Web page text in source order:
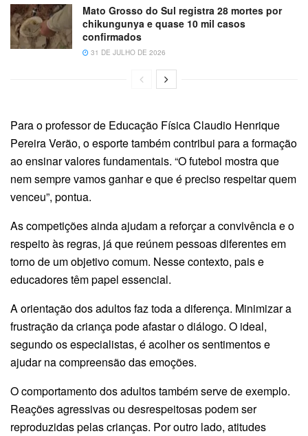
Mato Grosso do Sul registra 28 mortes por
chikungunya e quase 10 mil casos
confirmados
31 DE JULHO DE 2026
Para o professor de Educação Física Claudio Henrique
Pereira Verão, o esporte também contribui para a formação
ao ensinar valores fundamentais. “O futebol mostra que
nem sempre vamos ganhar e que é preciso respeitar quem
venceu”, pontua.
As competições ainda ajudam a reforçar a convivência e o
respeito às regras, já que reúnem pessoas diferentes em
torno de um objetivo comum. Nesse contexto, pais e
educadores têm papel essencial.
A orientação dos adultos faz toda a diferença. Minimizar a
frustração da criança pode afastar o diálogo. O ideal,
segundo os especialistas, é acolher os sentimentos e
ajudar na compreensão das emoções.
O comportamento dos adultos também serve de exemplo.
Reações agressivas ou desrespeitosas podem ser
reproduzidas pelas crianças. Por outro lado, atitudes